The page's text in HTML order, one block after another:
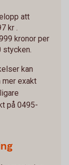
att
kr .
kronor per
kan
mer exakt
på 0495-